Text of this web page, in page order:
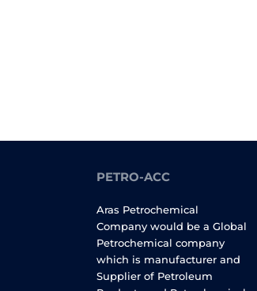
PETRO-ACC
Aras Petrochemical
Company would be a Global
Petrochemical company
which is manufacturer and
Supplier of Petroleum